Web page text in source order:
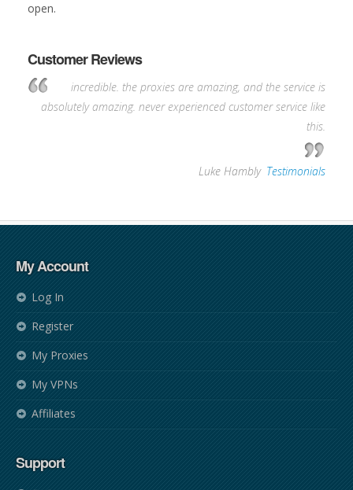
open.
Customer Reviews
incredible. the proxies are amazing, and the service is
absolutely amazing. never experienced customer service like
this.
Luke Hambly, Testimonials
My Account
Log In
Register
My Proxies
My VPNs
Affiliates
Support